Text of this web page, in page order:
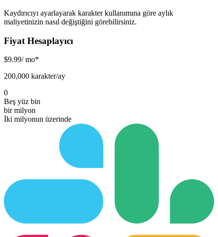
Kaydırıcıyı ayarlayarak karakter kullanımına göre aylık
maliyetinizin nasıl değiştiğini görebilirsiniz.
Fiyat Hesaplayıcı
$9.99/ mo*
200,000 karakter/ay
0
Beş yüz bin
bir milyon
İki milyonun üzerinde